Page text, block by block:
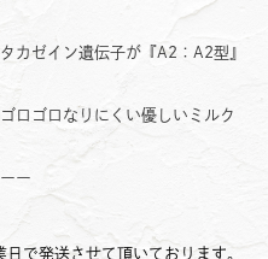
カゼイン遺伝子が『A2：A2型』
ロゴロなりにくい優しいミルク
ー
で発送させて頂いております。